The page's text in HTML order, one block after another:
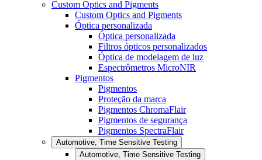
Custom Optics and Pigments
Custom Optics and Pigments
Óptica personalizada
Óptica personalizada
Filtros ópticos personalizados
Óptica de modelagem de luz
Espectrômetros MicroNIR
Pigmentos
Pigmentos
Proteção da marca
Pigmentos ChromaFlair
Pigmentos de segurança
Pigmentos SpectraFlair
Automotive, Time Sensitive Testing
Automotive, Time Sensitive Testing